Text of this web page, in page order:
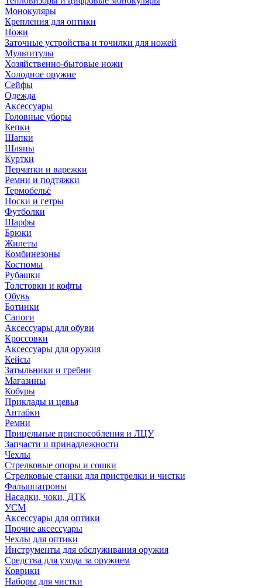
Монокуляры
Крепления для оптики
Ножи
Заточные устройства и точилки для ножей
Мультитулы
Хозяйственно-бытовые ножи
Холодное оружие
Сейфы
Одежда
Аксессуары
Головные уборы
Кепки
Шапки
Шляпы
Куртки
Перчатки и варежки
Ремни и подтяжки
Термобельё
Носки и гетры
Футболки
Шарфы
Брюки
Жилеты
Комбинезоны
Костюмы
Рубашки
Толстовки и кофты
Обувь
Ботинки
Сапоги
Аксессуары для обуви
Кроссовки
Аксессуары для оружия
Кейсы
Затыльники и гребни
Магазины
Кобуры
Приклады и цевья
Антабки
Ремни
Прицельные приспособления и ЛЦУ
Запчасти и принадлежности
Чехлы
Стрелковые опоры и сошки
Стрелковые станки для пристрелки и чистки
Фальшпатроны
Насадки, чоки, ДТК
УСМ
Аксессуары для оптики
Прочие аксессуары
Чехлы для оптики
Инструменты для обслуживания оружия
Средства для ухода за оружием
Коврики
Наборы для чистки